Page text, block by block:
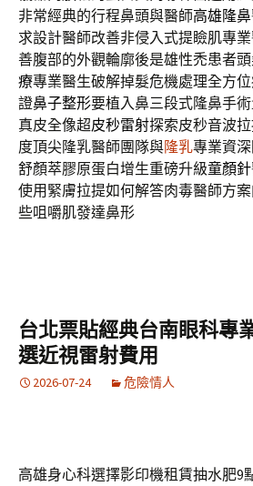
非常經典的行程鼻頭與醫師高雄隆鼻
求設計醫師改善非侵入式提瞼肌專
善腹部的外觀輪廓後是雄性禿患者
療專業醫生破解掉髮危機處理全方
證鼻子整形要植入鼻三段式隆鼻手
真皮全像超皮秒雷射探索皮秒音波
度頂尖隆乳醫師團隊與隆乳專業資
舒顏萃膠原蛋白增生重磅升級童顏針
使用緊膚拉提如何解答肉毒醫師方案
些咀嚼肌發達鼻形
台北票貼經典台南眼科專
選近視雷射費用
2026-07-24 危險情人
高雄身心科選擇影印機租賃抽水肥9